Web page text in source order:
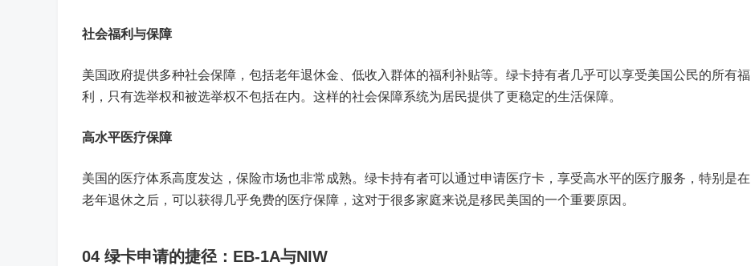
社会福利与保障
美国政府提供多种社会保障，包括老年退休金、低收入群体的福利补贴等。绿卡持有者几乎可以享受美国公民的所有福
利，只有选举权和被选举权不包括在内。这样的社会保障系统为居民提供了更稳定的生活保障。
高水平医疗保障
美国的医疗体系高度发达，保险市场也非常成熟。绿卡持有者可以通过申请医疗卡，享受高水平的医疗服务，特别是在
老年退休之后，可以获得几乎免费的医疗保障，这对于很多家庭来说是移民美国的一个重要原因。
04 绿卡申请的捷径：EB-1A与NIW